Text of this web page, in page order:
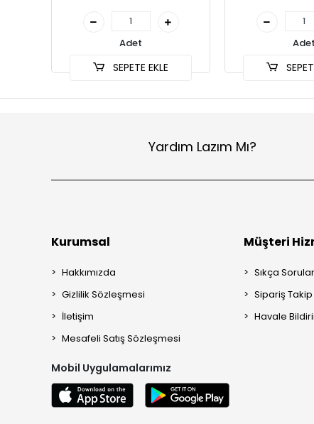
Adet
SEPETE EKLE
Adet
Yardım Lazım Mı?
Kurumsal
Hakkımızda
Gizlilik Sözleşmesi
İletişim
Mesafeli Satış Sözleşmesi
Mobil Uygulamalarımız
Müşteri
Sıkça
Sipariş Takip
Havale